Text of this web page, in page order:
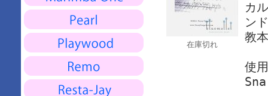
在庫切れ
カ
ン
教
使